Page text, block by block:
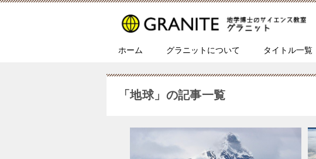
ホーム グラニットについて タイトル一覧
「地球」の記事一覧